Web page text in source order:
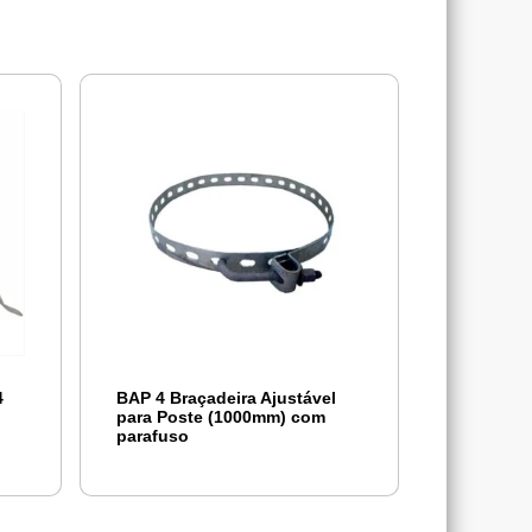
BAP 4 Braçadeira Ajustável
para Poste (1000mm) com
parafuso